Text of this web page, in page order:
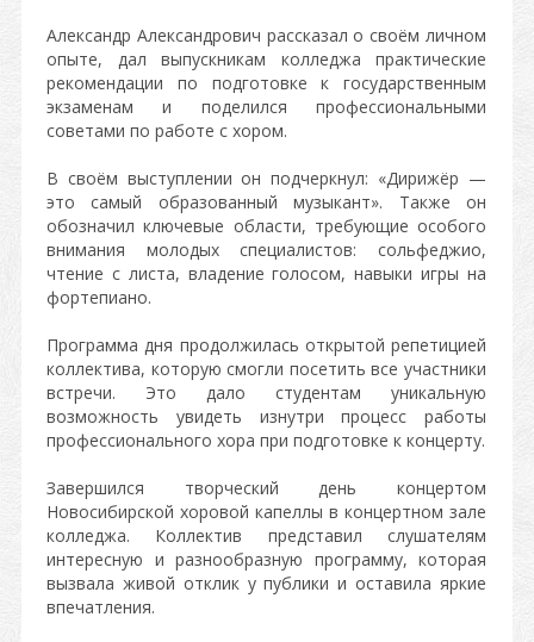
Александр Александрович рассказал о своём личном
опыте, дал выпускникам колледжа практические
рекомендации по подготовке к государственным
экзаменам и поделился профессиональными
советами по работе с хором.
В своём выступлении он подчеркнул: «Дирижёр —
это самый образованный музыкант». Также он
обозначил ключевые области, требующие особого
внимания молодых специалистов: сольфеджио,
чтение с листа, владение голосом, навыки игры на
фортепиано.
Программа дня продолжилась открытой репетицией
коллектива, которую смогли посетить все участники
встречи. Это дало студентам уникальную
возможность увидеть изнутри процесс работы
профессионального хора при подготовке к концерту.
Завершился творческий день концертом
Новосибирской хоровой капеллы в концертном зале
колледжа. Коллектив представил слушателям
интересную и разнообразную программу, которая
вызвала живой отклик у публики и оставила яркие
впечатления.